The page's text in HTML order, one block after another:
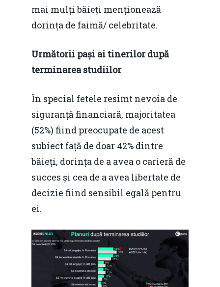
mai mulți băieți menționează
dorința de faimă/ celebritate.
Următorii pași ai tinerilor după
terminarea studiilor
În special fetele resimt nevoia de
siguranță financiară, majoritatea
(52%) fiind preocupate de acest
subiect față de doar 42% dintre
băieți, dorința de a avea o carieră de
succes și cea de a avea libertate de
decizie fiind sensibil egală pentru
ei.